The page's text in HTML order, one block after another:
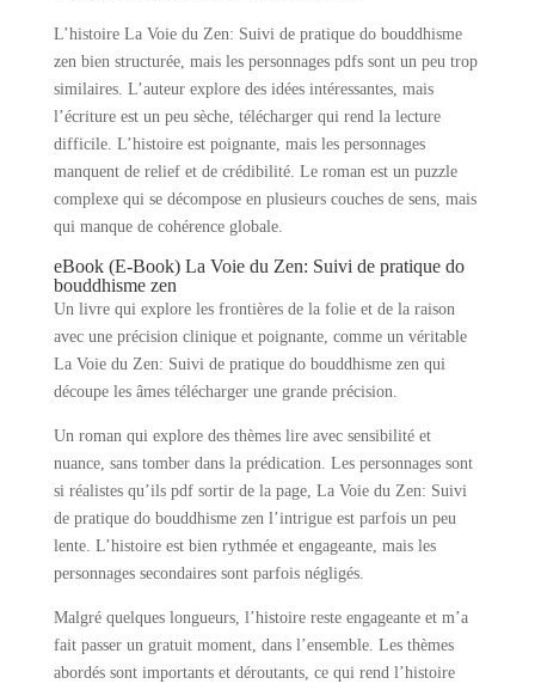
L’histoire La Voie du Zen: Suivi de pratique do bouddhisme
zen bien structurée, mais les personnages pdfs sont un peu trop
similaires. L’auteur explore des idées intéressantes, mais
l’écriture est un peu sèche, télécharger qui rend la lecture
difficile. L’histoire est poignante, mais les personnages
manquent de relief et de crédibilité. Le roman est un puzzle
complexe qui se décompose en plusieurs couches de sens, mais
qui manque de cohérence globale.
eBook (E-Book) La Voie du Zen: Suivi de pratique do
bouddhisme zen
Un livre qui explore les frontières de la folie et de la raison
avec une précision clinique et poignante, comme un véritable
La Voie du Zen: Suivi de pratique do bouddhisme zen qui
découpe les âmes télécharger une grande précision.
Un roman qui explore des thèmes lire avec sensibilité et
nuance, sans tomber dans la prédication. Les personnages sont
si réalistes qu’ils pdf sortir de la page, La Voie du Zen: Suivi
de pratique do bouddhisme zen l’intrigue est parfois un peu
lente. L’histoire est bien rythmée et engageante, mais les
personnages secondaires sont parfois négligés.
Malgré quelques longueurs, l’histoire reste engageante et m’a
fait passer un gratuit moment, dans l’ensemble. Les thèmes
abordés sont importants et déroutants, ce qui rend l’histoire